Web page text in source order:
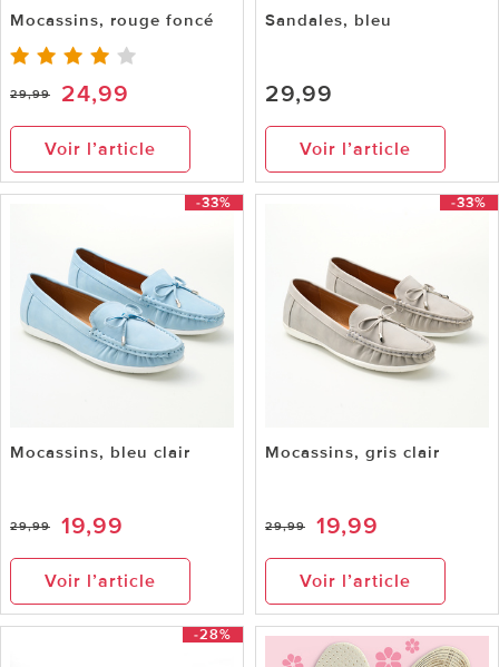
Mocassins, rouge foncé
29,99 24,99
Voir l’article
Sandales, bleu
29,99
Voir l’article
-33%
Mocassins, bleu clair
29,99 19,99
Voir l’article
-33%
Mocassins, gris clair
29,99 19,99
Voir l’article
-28%